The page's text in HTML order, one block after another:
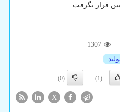
قرار نگرفت.
1307
(1)
(0)
X